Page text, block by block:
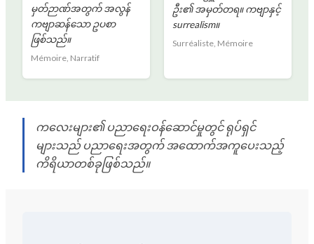
မှတ်ဉာဏ်အတွက် အလွန်
ကဗျာဆန်သော ဥပစာ
ဖြစ်သည်။
Mémoire, Narratif
ဦး၏ အမှတ်တရ။ ကဗျာနှင့်
surrealism။
Surréaliste, Mémoire
ကလေးများ၏ ပညာရေးဝန်ဆောင်မှုတွင် ရုပ်ရှင်
များသည် ပညာရေးအတွက် အထောက်အကူပေးသည့်
ကိရိယာတစ်ခုဖြစ်သည်။